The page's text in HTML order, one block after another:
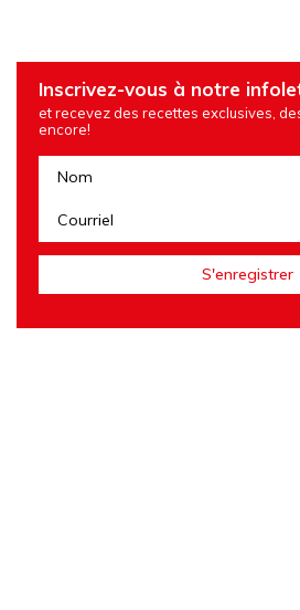
Inscrivez-vous à notre
et recevez des recettes exclusives,
encore!